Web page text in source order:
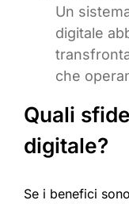
Un
digitale
che
Quali
digitale?
​Se i benefici